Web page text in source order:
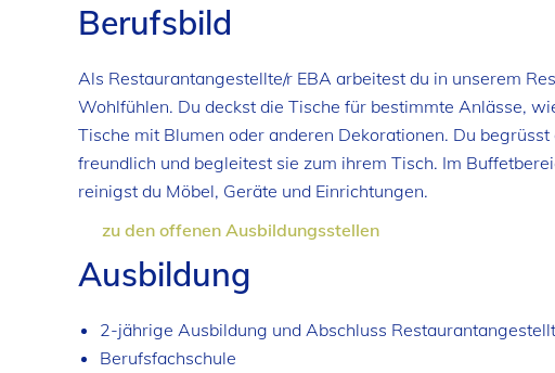
Berufsbild
Als Restaurantangestellte/r EBA arbeitest du in unserem
Wohlfühlen. Du deckst die Tische für bestimmte Anlässe,
Tische mit Blumen oder anderen Dekorationen. Du
freundlich und begleitest sie zum ihrem Tisch. Im
reinigst du Möbel, Geräte und Einrichtungen.
zu den offenen Ausbildungsstellen
Ausbildung
2-jährige Ausbildung und Abschluss
Berufsfachschule